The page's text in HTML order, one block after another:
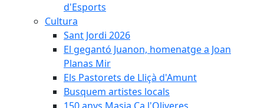
d'Esports
Cultura
Sant Jordi 2026
El gegantó Juanon, homenatge a Joan
Planas Mir
Els Pastorets de Lliçà d'Amunt
Busquem artistes locals